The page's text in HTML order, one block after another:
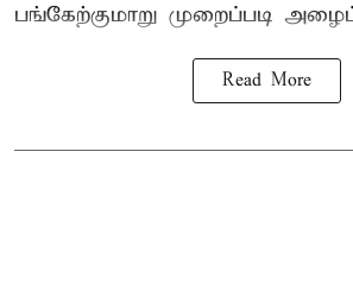
பங்கேற்குமாறு முறைப்படி
Read More